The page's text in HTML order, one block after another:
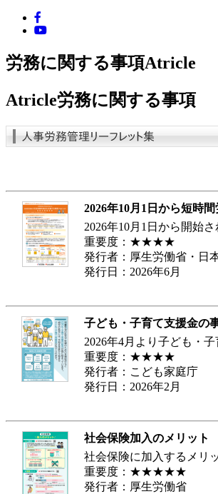
労務に関する事項Atricle
Atricle労務に関する事項
2026年10月1日から短時
2026年10月1日から開始
重要度：★★★★
発行者：厚生労働省・日
発行日：2026年6月
子ども・子育て支援金の
2026年4月より子ども・
重要度：★★★★
発行者：こども家庭庁
発行日：2026年2月
社会保険加入のメリット
社会保険に加入するメリ
重要度：★★★★★
発行者：厚生労働省